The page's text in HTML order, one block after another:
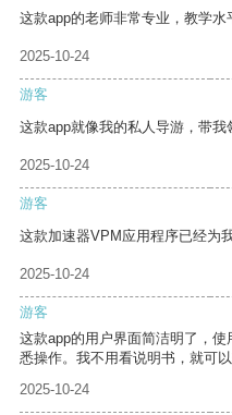
这款app的老师非常专业，教学水
2025-10-24
游客
这款app就像我的私人导游，带我
2025-10-24
游客
这款加速器VPM应用程序已经为
2025-10-24
游客
这款app的用户界面简洁明了，
悉操作。我不用看说明书，就可以
2025-10-24